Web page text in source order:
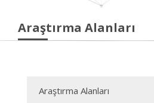
Araştırma Alanları
Araştırma Alanları